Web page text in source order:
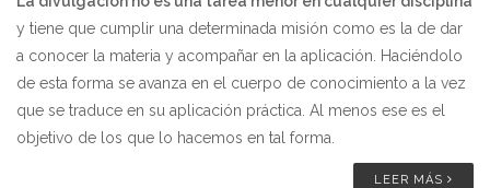
y tiene que cumplir una determinada misión como es la de dar
a conocer la materia y acompañar en la aplicación. Haciéndolo
de esta forma se avanza en el cuerpo de conocimiento a la vez
que se traduce en su aplicación práctica. Al menos ese es el
objetivo de los que lo hacemos en tal forma.
LEER MÁS